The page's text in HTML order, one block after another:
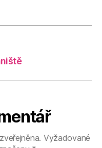
Vyžadované